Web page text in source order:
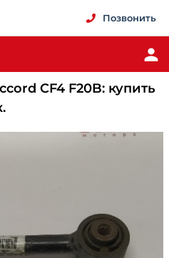
Позвонить
CF4 F20B: купить